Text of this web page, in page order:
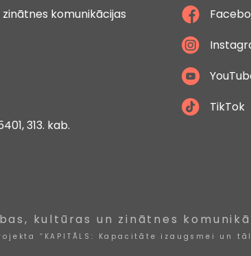
komunikācijas
313. kab.
TikTok
kultūras un zinātnes
“KAPITĀLS: Kapacitāte izaugsmei un